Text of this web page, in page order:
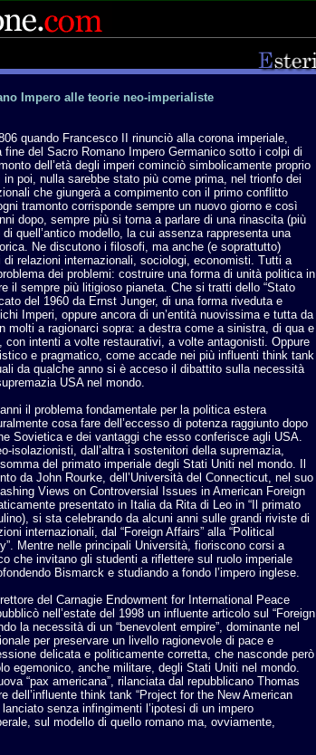
Impero alle teorie neo-imperialiste
quando Francesco II rinunciò alla corona imperiale,
del Sacro Romano Impero Germanico sotto i colpi di
dell’età degli imperi cominciò simbolicamente proprio
in poi, nulla sarebbe stato più come prima, nel trionfo dei
che giungerà a compimento con il primo conflitto
tramonto corrisponde sempre un nuovo giorno e così
dopo, sempre più si torna a parlare di una rinascita (più
quell’antico modello, la cui assenza rappresenta una
Ne discutono i filosofi, ma anche (e soprattutto)
di relazioni internazionali, sociologi, economisti. Tutti a
dei problemi: costruire una forma di unità politica in
il sempre più litigioso pianeta. Che si tratti dello “Stato
del 1960 da Ernst Junger, di una forma riveduta e
Imperi, oppure ancora di un’entità nuovissima e tutta da
molti a ragionarci sopra: a destra come a sinistra, di qua e
con intenti a volte restaurativi, a volte antagonisti. Oppure
e pragmatico, come accade nei più influenti think tank
da qualche anno si è acceso il dibattito sulla necessità
USA nel mondo.
il problema fondamentale per la politica estera
cosa fare dell’eccesso di potenza raggiunto dopo
Sovietica e dei vantaggi che esso conferisce agli USA.
isolazionisti, dall’altra i sostenitori della supremazia,
del primato imperiale degli Stati Uniti nel mondo. Il
da John Rourke, dell’Università del Connecticut, nel suo
Views on Controversial Issues in American Foreign
presentato in Italia da Rita di Leo in “Il primato
si sta celebrando da alcuni anni sulle grandi riviste di
internazionali, dal “Foreign Affairs” alla “Political
Mentre nelle principali Università, fioriscono corsi a
che invitano gli studenti a riflettere sul ruolo imperiale
Bismarck e studiando a fondo l’impero inglese.
del Carnagie Endowment for International Peace
nell’estate del 1998 un influente articolo sul “Foreign
la necessità di un “benevolent empire”, dominante nel
per preservare un livello ragionevole di pace e
delicata e politicamente corretta, che nasconde però
egemonico, anche militare, degli Stati Uniti nel mondo.
“pax americana”, rilanciata dal repubblicano Thomas
dell’influente think tank “Project for the New American
senza infingimenti l’ipotesi di un impero
sul modello di quello romano ma, ovviamente,